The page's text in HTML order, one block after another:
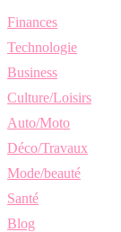
Finances
Technologie
Business
Culture/Loisirs
Auto/Moto
Déco/Travaux
Mode/beauté
Santé
Blog